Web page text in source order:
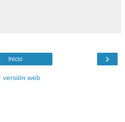
›
Inicio
versión web